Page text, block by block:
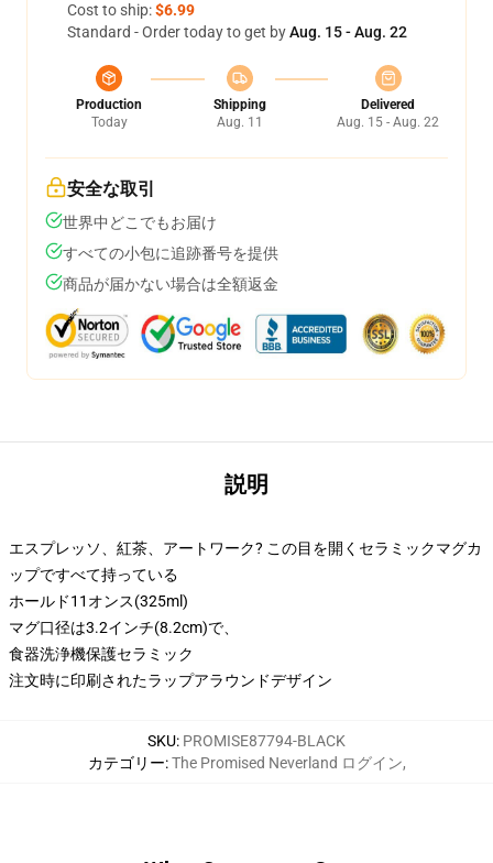
Cost to ship:$6.99
Standard - Order today to get byAug. 15 - Aug. 22
Production
Today
Shipping
Aug. 11
Delivered
Aug. 15 - Aug. 22
安全な取引
世界中どこでもお届け
すべての小包に追跡番号を提供
商品が届かない場合は全額返金
説明
エスプレッソ、紅茶、アートワーク? この目を開くセラミックマグカ
ップですべて持っている
ホールド11オンス(325ml)
マグ口径は3.2インチ(8.2cm)で、
食器洗浄機保護セラミック
注文時に印刷されたラップアラウンドデザイン
SKU: PROMISE87794-BLACK
カテゴリー:The Promised Neverland ログイン,